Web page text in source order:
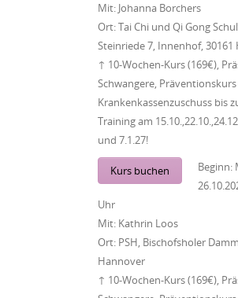
Mit: Johanna Borchers
Ort:Tai Chi und Qi Gong
Steinriede 7, Innenhof, 30161
↑ 10-Wochen-Kurs (169€),
Schwangere,
Krankenkassenzuschuss bis
Training am
und 7.1.27!
Kurs buchen Beginn:
Uhr
Mit: Kathrin Loos
Ort: PSH, Bischofsholer
Hannover
↑ 10-Wochen-Kurs (169€),